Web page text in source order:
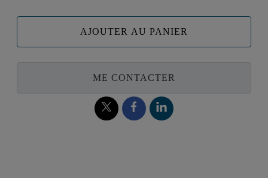
AJOUTER AU PANIER
ME CONTACTER